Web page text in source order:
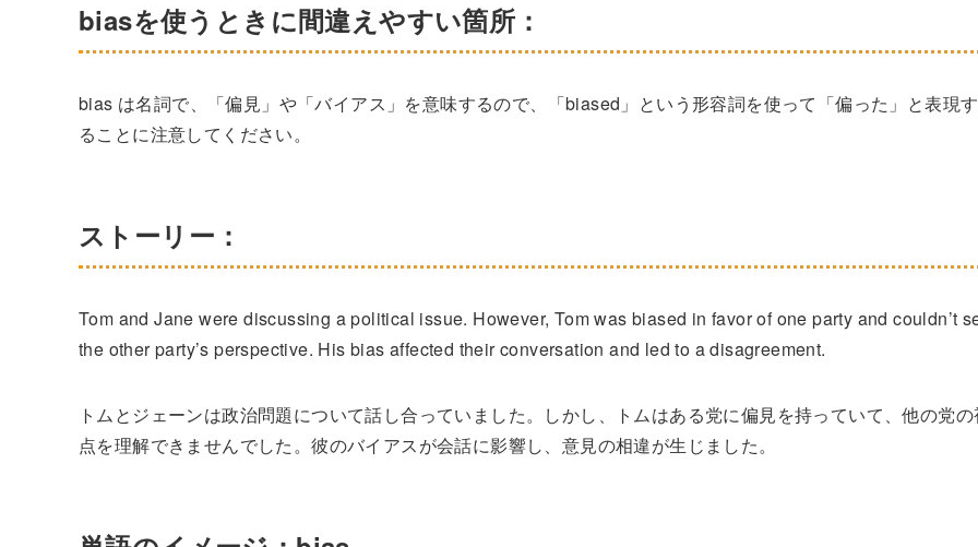
biasを使うときに間違えやすい箇所：
bias は名詞で、「偏見」や「バイアス」を意味するので、「biased」という形容詞を使って「偏った」と表現す
ることに注意してください。
ストーリー：
Tom and Jane were discussing a political issue. However, Tom was biased in favor of one party and couldn’t
the other party’s perspective. His bias affected their conversation and led to a disagreement.
トムとジェーンは政治問題について話し合っていました。しかし、トムはある党に偏見を持っていて、他の党の
点を理解できませんでした。彼のバイアスが会話に影響し、意見の相違が生じました。